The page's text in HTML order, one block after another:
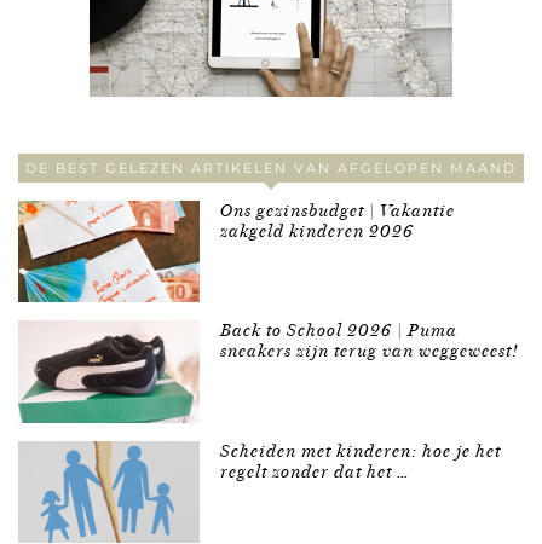
DE BEST GELEZEN ARTIKELEN VAN AFGELOPEN MAAND
Ons gezinsbudget | Vakantie
zakgeld kinderen 2026
Back to School 2026 | Puma
sneakers zijn terug van weggeweest!
Scheiden met kinderen: hoe je het
regelt zonder dat het …